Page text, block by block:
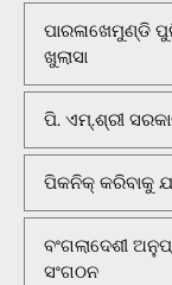
ପାରଳାଖେମୁଣ୍ଡି
ଖୁଲାସା
ପି. ଏମ୍.ଶ୍ରୀ
ପିକନିକ୍‌ କରିବାକୁ
ବଂଗଲାଦେଶୀ
ସଂଗଠନ